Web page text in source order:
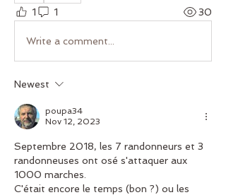
1 1 30
Write a comment...
Newest
poupa34
Nov 12, 2023
Septembre 2018, les 7 randonneurs et 3
randonneuses ont osé s'attaquer aux
1000 marches.
C'était encore le temps (bon ?) ou les